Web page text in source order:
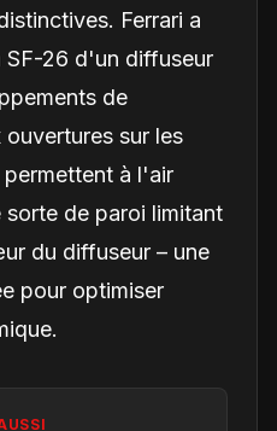
Ferrari a
SF-26 d'un diffuseur
de
sur les
à l'air
sorte de paroi limitant
du diffuseur – une
pour optimiser